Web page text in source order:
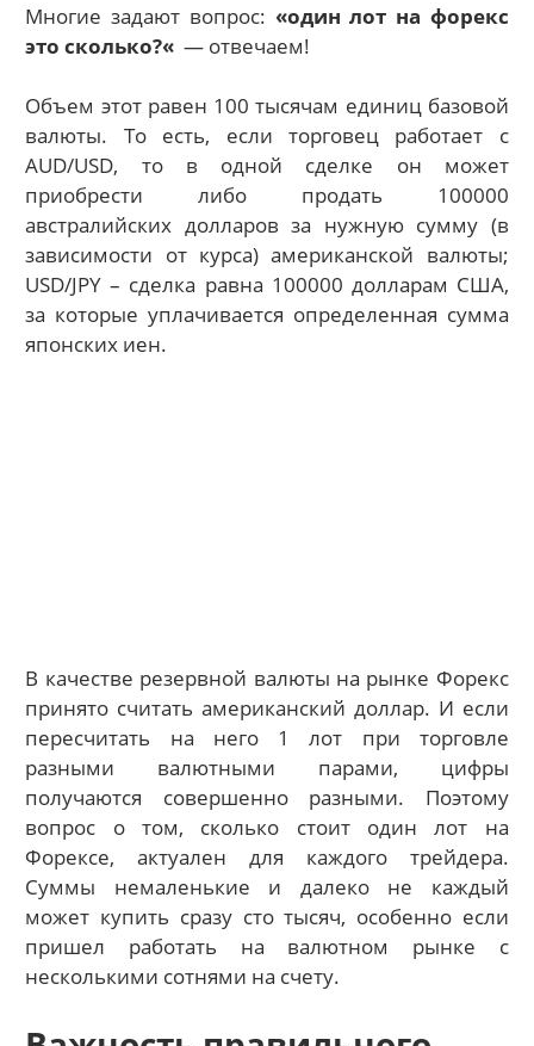
Многие задают вопрос: «один лот на форекс
это сколько?« — отвечаем!
Объем этот равен 100 тысячам единиц базовой
валюты. То есть, если торговец работает с
AUD/USD, то в одной сделке он может
приобрести либо продать 100000
австралийских долларов за нужную сумму (в
зависимости от курса) американской валюты;
USD/JPY – сделка равна 100000 долларам США,
за которые уплачивается определенная сумма
японских иен.
В качестве резервной валюты на рынке Форекс
принято считать американский доллар. И если
пересчитать на него 1 лот при торговле
разными валютными парами, цифры
получаются совершенно разными. Поэтому
вопрос о том, сколько стоит один лот на
Форексе, актуален для каждого трейдера.
Суммы немаленькие и далеко не каждый
может купить сразу сто тысяч, особенно если
пришел работать на валютном рынке с
несколькими сотнями на счету.